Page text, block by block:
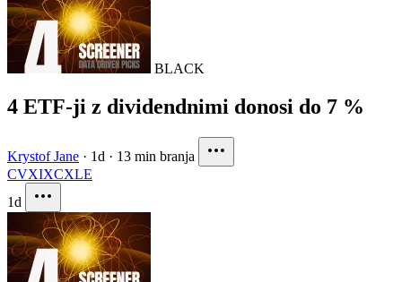
BLACK
4 ETF-ji z dividendnimi donosi do 7 %
Krystof Jane · 1d · 13 min branja
CVXIXCXLE
1d